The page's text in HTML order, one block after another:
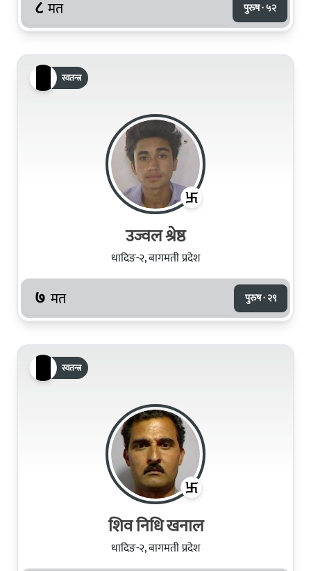
८ मत पुरुष · ५२
स्वतन्त्र
उज्वल श्रेष्ठ
धादिङ-२, बागमती प्रदेश
७ मत पुरुष · २९
स्वतन्त्र
शिव निधि खनाल
धादिङ-२, बागमती प्रदेश